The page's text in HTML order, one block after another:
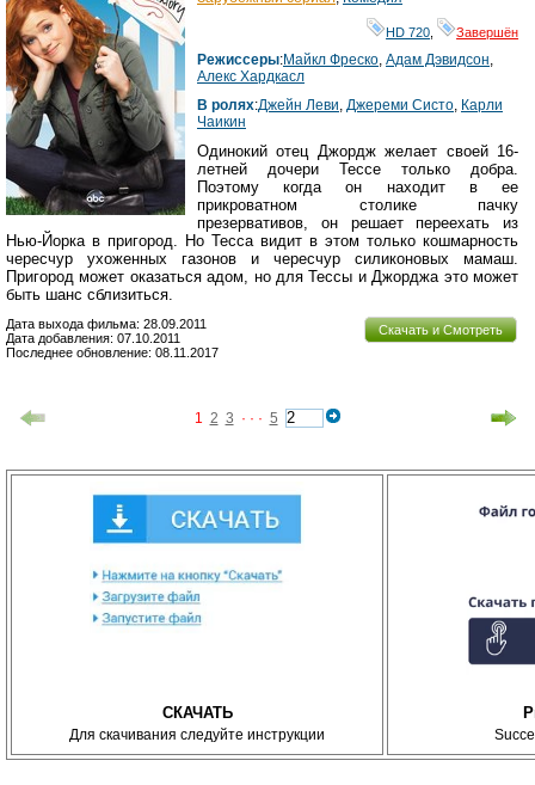
HD 720 Завершён
Режиссеры:Майкл Фреско Адам Дэвидсон
Алекс Хардкасл
В ролях:Джейн Леви Джереми Систо Карли
Чаикин
Одинокий отец Джордж желает своей 16-
летней дочери Тессе только добра.
Поэтому когда он находит в ее
прикроватном столике пачку
презервативов, он решает переехать из
Нью-Йорка в пригород. Но Тесса видит в этом только кошмарность
чересчур ухоженных газонов и чересчур силиконовых мамаш.
Пригород может оказаться адом, но для Тессы и Джорджа это может
быть шанс сблизиться.
Скачать и Смотреть
Дата выхода фильма: 28.09.2011
Дата добавления: 07.10.2011
Последнее обновление: 08.11.2017
1 2 3 · · · 5
СКАЧАТЬ
Для скачивания следуйте инструкции